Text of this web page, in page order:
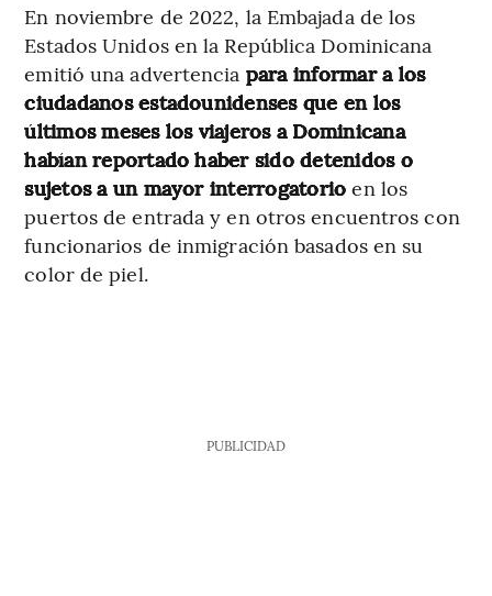
En noviembre de 2022, la Embajada de los
Estados Unidos en la República Dominicana
emitió una advertencia para informar a los
ciudadanos estadounidenses que en los
últimos meses los viajeros a Dominicana
habían reportado haber sido detenidos o
sujetos a un mayor interrogatorio en los
puertos de entrada y en otros encuentros con
funcionarios de inmigración basados en su
color de piel.
PUBLICIDAD